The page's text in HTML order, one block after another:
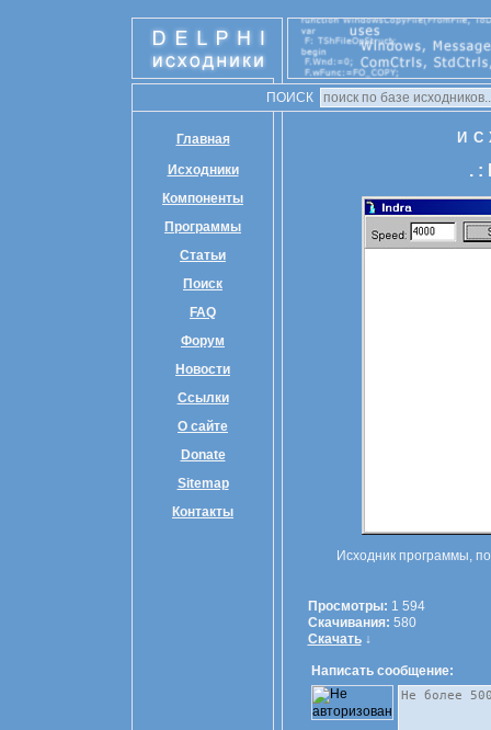
ПОИСК
. :
Исходник программы,
Просмотры: 1 594
Скачивания: 580
Скачать↓
Написать сообщение:
Главная
Исходники
Компоненты
Программы
Статьи
Поиск
FAQ
Форум
Новости
Ссылки
О сайте
Donate
Sitemap
Контакты